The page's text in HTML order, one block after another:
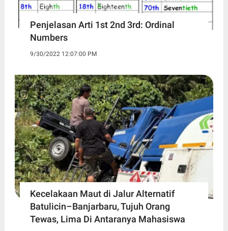
Penjelasan Arti 1st 2nd 3rd: Ordinal
Numbers
9/30/2022 12:07:00 PM
Kecelakaan Maut di Jalur Alternatif
Batulicin–Banjarbaru, Tujuh Orang
Tewas, Lima Di Antaranya Mahasiswa